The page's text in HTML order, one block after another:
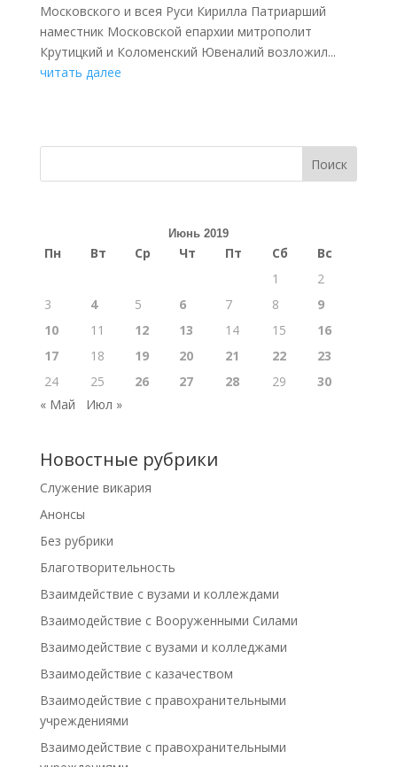
Московского и всея Руси Кирилла Патриарший
наместник Московской епархии митрополит
Крутицкий и Коломенский Ювеналий возложил...
читать далее
Поиск
Июнь 2019
Пн Вт Ср Чт Пт Сб
Вс
1
2
3
4 5 6 7 8
9
10
11 12 13 14 15
16
17
18 19 20 21 22
23
24
25 26 27 28 29
30
« Май
Июл »
Новостные рубрики
Cлужение викария
Анонсы
Без рубрики
Благотворительность
Взаимдействие с вузами и коллеждами
Взаимодействие с Вооруженными Силами
Взаимодействие с вузами и колледжами
Взаимодействие с казачеством
Взаимодействие с правохранительными
учреждениями
Взаимодействие с правохранительными